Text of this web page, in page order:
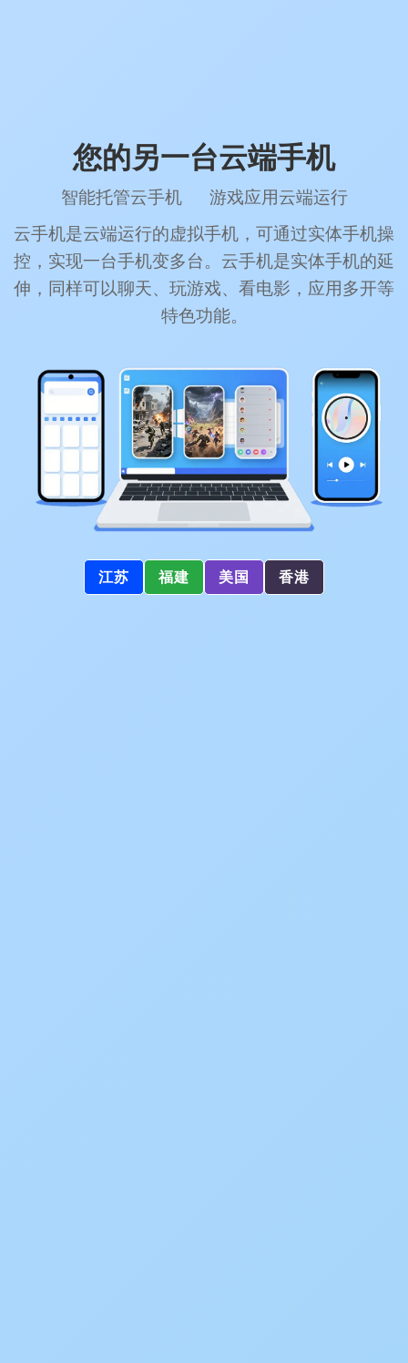
您的另一台云端手机
智能托管云手机 游戏应用云端运行
云手机是云端运行的虚拟手机，可通过实体手机操
控，实现一台手机变多台。云手机是实体手机的延
伸，同样可以聊天、玩游戏、看电影，应用多开等
特色功能。
江苏 福建 美国 香港